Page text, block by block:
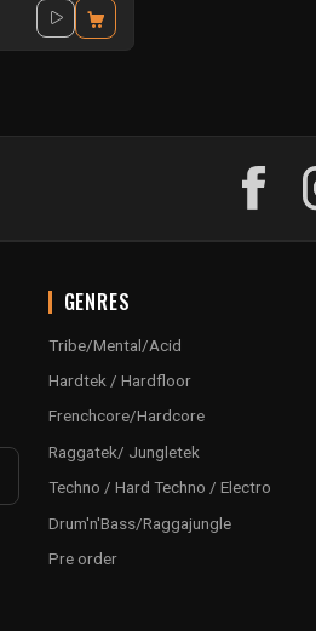
GENRES
Tribe/Mental/Acid
Hardtek / Hardfloor
Frenchcore/Hardcore
Raggatek/ Jungletek
Techno / Hard Techno / Electro
Drum'n'Bass/Raggajungle
Pre order